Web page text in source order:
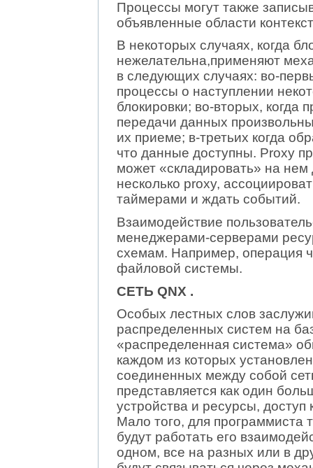
Процессы могут также
объявленные области
В некоторых случаях, когда
нежелательна,применяют
в следующих случаях: во-
процессы о наступлении
блокировки; во-вторых, когда
передачи данных
их приеме; в-третьих когда
что данные доступны. Proxy
может «складировать» на
несколько proxy,
таймерами и ждать событий.
Взаимодействие
менеджерами-серверами
схемам. Например, операция
файловой системы.
СЕТЬ QNX .
Особых лестных слов
распределенных систем на
«распределенная система»
каждом из которых
соединенных между собой
представляется как один
устройства и ресурсы,
Мало того, для программиста
будут работать его
одном, все на разных или в